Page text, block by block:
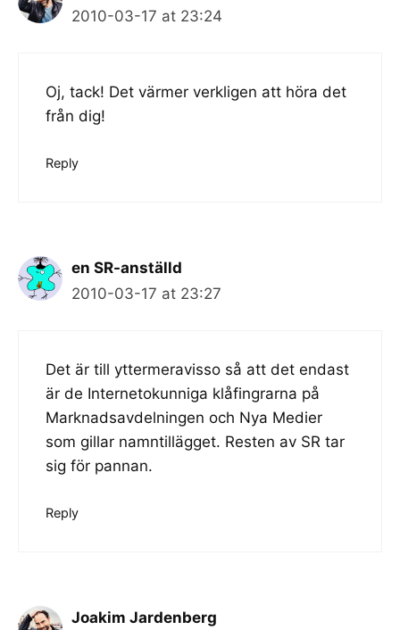
2010-03-17 at 23:24
Oj, tack! Det värmer verkligen att höra det
från dig!
Reply
en SR-anställd
2010-03-17 at 23:27
Det är till yttermeravisso så att det endast
är de Internetokunniga klåfingrarna på
Marknadsavdelningen och Nya Medier
som gillar namntillägget. Resten av SR tar
sig för pannan.
Reply
Joakim Jardenberg